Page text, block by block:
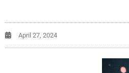
April 27, 2024